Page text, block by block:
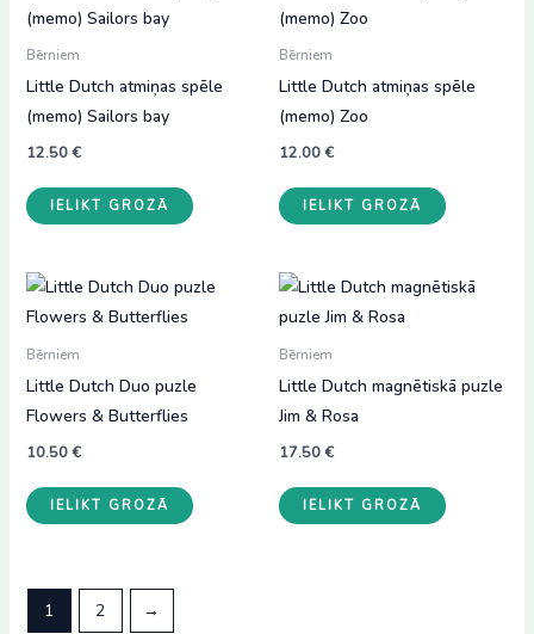
Bērniem
Little Dutch atmiņas spēle
(memo) Sailors bay
12.50€
IELIKT GROZĀ
Bērniem
Little Dutch atmiņas spēle
(memo) Zoo
12.00€
IELIKT GROZĀ
Bērniem
Little Dutch Duo puzle
Flowers & Butterflies
10.50€
IELIKT GROZĀ
Bērniem
Little Dutch magnētiskā puzle
Jim & Rosa
17.50€
IELIKT GROZĀ
1 2 →